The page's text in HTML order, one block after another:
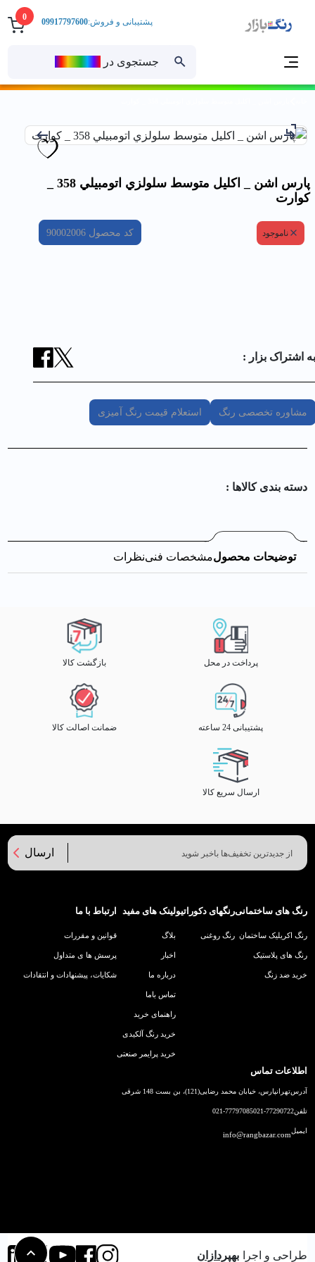
0
جستجوی در
پشتیبانی و فروش:09917797600
كوارت
ناموجود کد محصول 90002006
به اشتراک بزار :
مشاوره تخصصی رنگ استعلام قیمت رنگ آمیزی
دسته بندی کالا‌ها :
توضیحات محصولمشخصات فنینظرات
پرداخت در محل بازگشت کالا
پشتیبانی 24 ساعته ضمانت اصالت کالا
ارسال سریع کالا
ارسال
رنگ های ساختمانی
رنگ اکریلیک ساختمان
رنگ های پلاستیک
خرید ضد زنگ
رنگهای دکوراتیو
رنگ روغنی
لینک های مفید
بلاگ
اخبار
درباره ما
تماس باما
راهنمای خرید
خرید رنگ آلکیدی
خرید پرایمر صنعتی
ارتباط با ما
قوانین و مقررات
پرسش ها ی متداول
شکایات، پیشنهادات و انتقادات
اطلاعات تماس
آدرستهرانپارس، خیابان محمد رضایی(121)، بن بست 148 شرقی
تلفن021-77290722
021-77797085
ایمیلinfo@rangbazar.com
طراحی و اجرا بهپردازان